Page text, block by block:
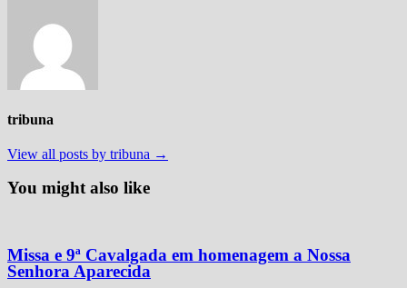
tribuna
View all posts by tribuna →
You might also like
Missa e 9ª Cavalgada em homenagem a Nossa
Senhora Aparecida